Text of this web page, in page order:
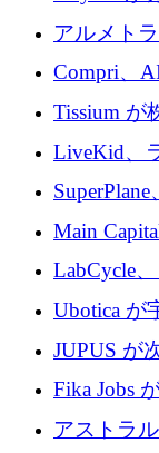
プラット
ーロを調達
アルメト
ためにシ
Compri、
320 万ユ
Tissium が
3,000 万ユ
LiveKid、
Aldea を買
クフロー
Main
でエンタ
LabCycle
ステムを
めに43万
Ubotica が
リジェン
JUPUS が
化するた
Fika Jobs
めに 400
アストラ